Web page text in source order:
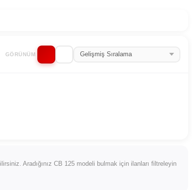
GÖRÜNÜM
Aradığınız CB 125 modeli bulmak için ilanları filtreleyin